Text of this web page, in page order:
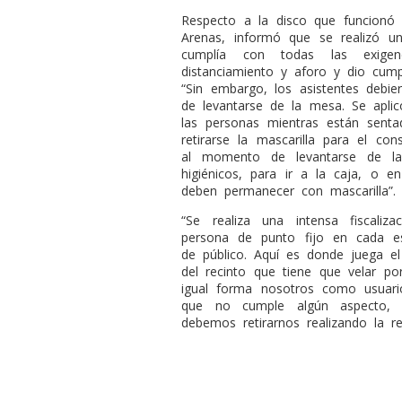
Respecto a la disco que
Arenas, informó que se realizó
cumplía con todas las
distanciamiento y aforo y dio
“Sin embargo, los asistentes
de levantarse de la mesa. Se
las personas mientras están
retirarse la mascarilla para el
al momento de levantarse de
higiénicos, para ir a la caja, o
deben permanecer con mascarilla”.
“Se realiza una intensa
persona de punto fijo en cada
de público. Aquí es donde juega
del recinto que tiene que velar
igual forma nosotros como
que no cumple algún aspecto,
debemos retirarnos realizando la